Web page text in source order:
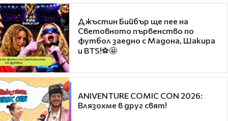
Джъстин Бийбър ще пее на
Световното първенство по
футбол заедно с Мадона, Шакира
и BTS!⚽🤩
ANIVENTURE COMIC CON 2026:
Влязохме в друг свят!